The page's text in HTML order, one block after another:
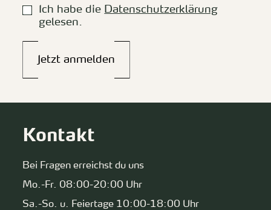
Ich habe die Datenschutzerklärung
gelesen.
Jetzt anmelden
Kontakt
Bei Fragen erreichst du uns
Mo.-Fr. 08:00-20:00 Uhr
Sa.-So. u. Feiertage 10:00-18:00 Uhr